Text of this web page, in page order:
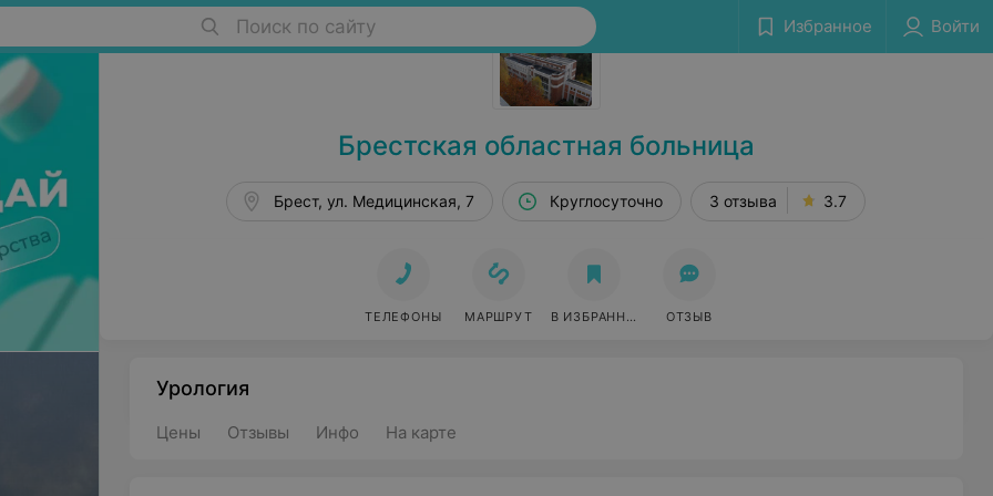
Поиск по сайту Избранное Войти
Больницы в Бресте Сообщить об ошибке
Брестская областная больница
Брест, ул. Медицинская, 7 Круглосуточно 3 отзыва 3.7
ТЕЛЕФОНЫ МАРШРУТ В ИЗБРАННОЕ ОТЗЫВ
Урология
Цены Отзывы Инфо На карте